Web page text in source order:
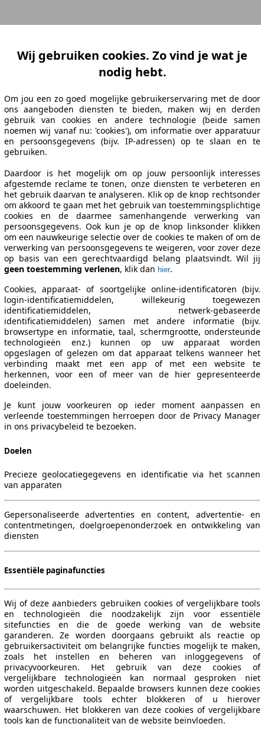
Leistung Verbrauch Link
110 KW (150 PS) Ø 5.5 l/100km
Wij gebruiken cookies. Zo vind je wat je
nodig hebt.
Om jou een zo goed mogelijke gebruikerservaring met de door
ons aangeboden diensten te bieden, maken wij en derden
gebruik van cookies en andere technologie (beide samen
noemen wij vanaf nu: 'cookies'), om informatie over apparatuur
en persoonsgegevens (bijv. IP-adressen) op te slaan en te
gebruiken.
Daardoor is het mogelijk om op jouw persoonlijk interesses
afgestemde reclame te tonen, onze diensten te verbeteren en
het gebruik daarvan te analyseren. Klik op de knop rechtsonder
om akkoord te gaan met het gebruik van toestemmingsplichtige
cookies en de daarmee samenhangende verwerking van
persoonsgegevens. Ook kun je op de knop linksonder klikken
om een nauwkeurige selectie over de cookies te maken of om de
verwerking van persoonsgegevens te weigeren, voor zover deze
op basis van een gerechtvaardigd belang plaatsvindt. Wil jij
geen toestemming verlenen, klik dan hier.
Cookies, apparaat- of soortgelijke online-identificatoren (bijv.
login-identificatiemiddelen, willekeurig toegewezen
identificatiemiddelen, netwerk-gebaseerde
identificatiemiddelen) samen met andere informatie (bijv.
browsertype en informatie, taal, schermgrootte, ondersteunde
technologieën enz.) kunnen op uw apparaat worden
opgeslagen of gelezen om dat apparaat telkens wanneer het
verbinding maakt met een app of met een website te
herkennen, voor een of meer van de hier gepresenteerde
doeleinden.
Je kunt jouw voorkeuren op ieder moment aanpassen en
verleende toestemmingen herroepen door de Privacy Manager
in ons privacybeleid te bezoeken.
Doelen
Precieze geolocatiegegevens en identificatie via het scannen
van apparaten
Gepersonaliseerde advertenties en content, advertentie- en
contentmetingen, doelgroepenonderzoek en ontwikkeling van
diensten
Essentiële paginafuncties
Wij of deze aanbieders gebruiken cookies of vergelijkbare tools
en technologieën die noodzakelijk zijn voor essentiële
sitefuncties en die de goede werking van de website
garanderen. Ze worden doorgaans gebruikt als reactie op
gebruikersactiviteit om belangrijke functies mogelijk te maken,
zoals het instellen en beheren van inloggegevens of
privacyvoorkeuren. Het gebruik van deze cookies of
vergelijkbare technologieën kan normaal gesproken niet
worden uitgeschakeld. Bepaalde browsers kunnen deze cookies
of vergelijkbare tools echter blokkeren of u hierover
waarschuwen. Het blokkeren van deze cookies of vergelijkbare
tools kan de functionaliteit van de website beïnvloeden.